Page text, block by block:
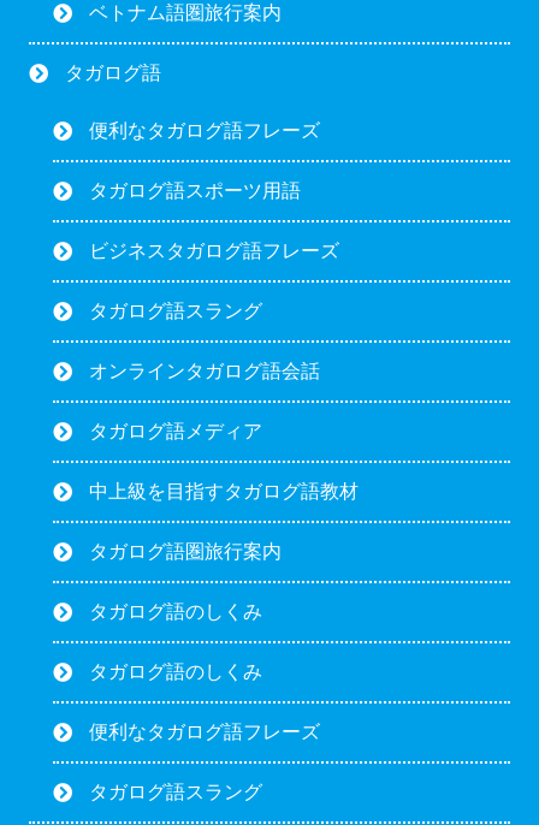
ベトナム語圏旅行案内
タガログ語
便利なタガログ語フレーズ
タガログ語スポーツ用語
ビジネスタガログ語フレーズ
タガログ語スラング
オンラインタガログ語会話
タガログ語メディア
中上級を目指すタガログ語教材
タガログ語圏旅行案内
タガログ語のしくみ
タガログ語のしくみ
便利なタガログ語フレーズ
タガログ語スラング